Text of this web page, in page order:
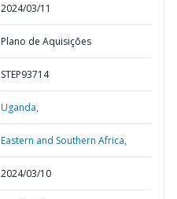
2024/03/11
Plano de Aquisições
STEP93714
Uganda,
Eastern and Southern Africa,
2024/03/10